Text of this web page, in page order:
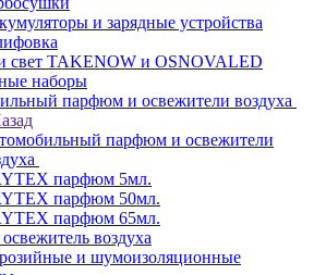
и зарядные устройства
свет TAKENOW и OSNOVALED
наборы
парфюм и освежители воздуха
парфюм и освежители
парфюм 5мл.
парфюм 50мл.
парфюм 65мл.
воздуха
и шумоизоляционные